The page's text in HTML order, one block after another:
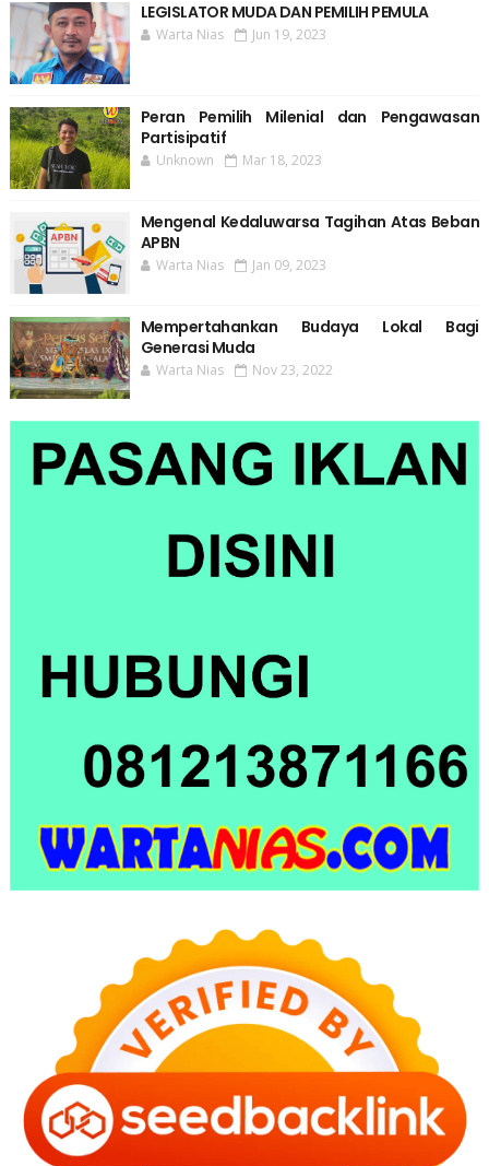
LEGISLATOR MUDA DAN PEMILIH PEMULA
Warta Nias Jun 19, 2023
Peran Pemilih Milenial dan Pengawasan
Partisipatif
Unknown Mar 18, 2023
Mengenal Kedaluwarsa Tagihan Atas Beban
APBN
Warta Nias Jan 09, 2023
Mempertahankan Budaya Lokal Bagi
Generasi Muda
Warta Nias Nov 23, 2022